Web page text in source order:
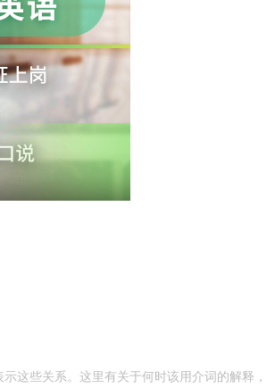
这些关系。这里有关于何时该用介词的解释，